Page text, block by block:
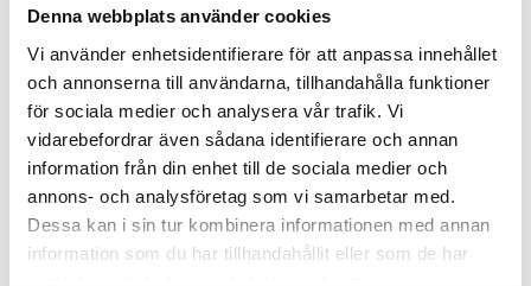
Denna webbplats använder cookies
Vi använder enhetsidentifierare för att anpassa innehållet
och annonserna till användarna, tillhandahålla funktioner
för sociala medier och analysera vår trafik. Vi
vidarebefordrar även sådana identifierare och annan
information från din enhet till de sociala medier och
annons- och analysföretag som vi samarbetar med.
Dessa kan i sin tur kombinera informationen med annan
information som du har tillhandahållit eller som de har
Ett fruktigt svart te med citronskal, solrosblommor, vaniljstång, arom
av anis, citron, aprikos och vanilj .
Dela med dig
LinkedIn